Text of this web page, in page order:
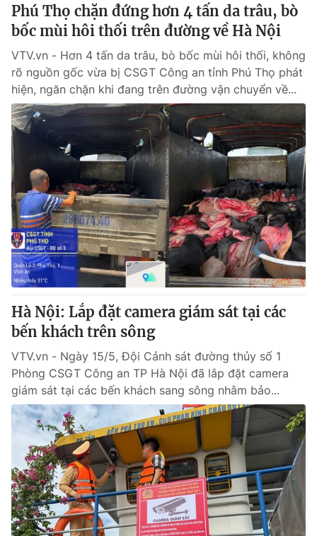
VTV9 VTV8
Liên hệ tòa soạn English
THỜI BÁO VTV
Theo dõi báo trên
Cơ quan chủ quản:Đài Truyền hình Việt Nam
Cơ quan báo chí:Thời báo VTV
Giấy phép hoạt động báo in và báo điện tử số 483/GP-BTTTT
cấp ngày 29/12/2023
Tổng Biên tập:Vũ Thanh Thủy
Phó Tổng Biên tập:Nguyễn Thị Mỹ Hạnh, Phạm Quốc Thắng,
Nguyễn Trọng Ninh
Tổng đài VTV: 024.38 355 931 - 024.38 355 932
Ðiện thoại Thời báo VTV:024.66 897 897
Email: toasoan@vtv.vn
Liên hệ quảng cáo:024-7300.7108
Phú Thọ chặn đứng hơn 4 tấn da trâu, bò
bốc mùi hôi thối trên đường về Hà Nội
VTV.vn - Hơn 4 tấn da trâu, bò bốc mùi hôi thối, không
rõ nguồn gốc vừa bị CSGT Công an tỉnh Phú Thọ phát
hiện, ngăn chặn khi đang trên đường vận chuyển về...
Hà Nội: Lắp đặt camera giám sát tại các
bến khách trên sông
VTV.vn - Ngày 15/5, Đội Cảnh sát đường thủy số 1
Phòng CSGT Công an TP Hà Nội đã lắp đặt camera
giám sát tại các bến khách sang sông nhằm bảo...